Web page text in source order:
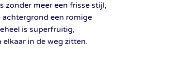
zonder meer een frisse stijl,
een romige
is superfruitig,
in de weg zitten.